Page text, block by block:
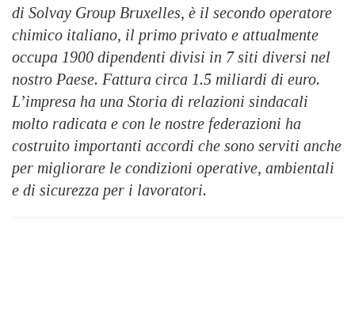
di Solvay Group Bruxelles, è il secondo operatore
chimico italiano, il primo privato e attualmente
occupa 1900 dipendenti divisi in 7 siti diversi nel
nostro Paese. Fattura circa 1.5 miliardi di euro.
L’impresa ha una Storia di relazioni sindacali
molto radicata e con le nostre federazioni ha
costruito importanti accordi che sono serviti anche
per migliorare le condizioni operative, ambientali
e di sicurezza per i lavoratori.